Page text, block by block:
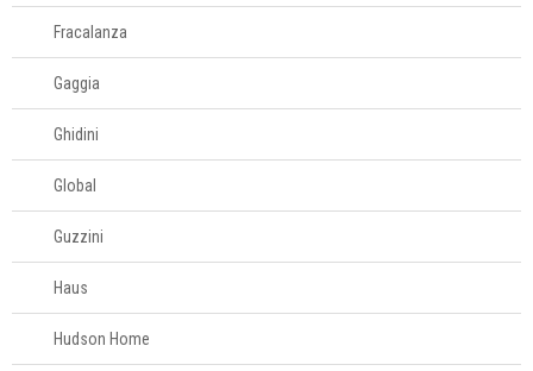
Fracalanza
Gaggia
Ghidini
Global
Guzzini
Haus
Hudson Home